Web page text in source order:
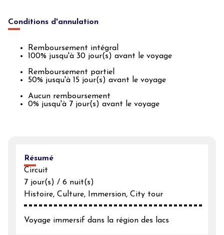
Conditions d'annulation
Remboursement intégral
100% jusqu'à 30 jour(s) avant le voyage
Remboursement partiel
50% jusqu'à 15 jour(s) avant le voyage
Aucun remboursement
0% jusqu'à 7 jour(s) avant le voyage
Résumé
Circuit
7 jour(s) / 6 nuit(s)
Histoire, Culture, Immersion, City tour
Voyage immersif dans la région des lacs